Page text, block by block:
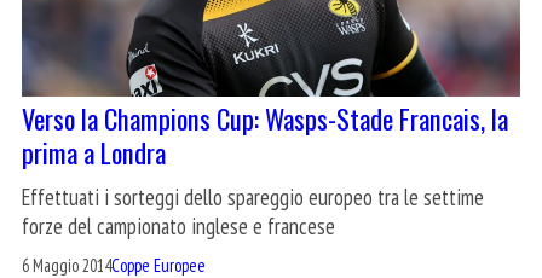
Verso la Champions Cup: Wasps-Stade Francais, la
prima a Londra
Effettuati i sorteggi dello spareggio europeo tra le settime
forze del campionato inglese e francese
6 Maggio 2014Coppe Europee